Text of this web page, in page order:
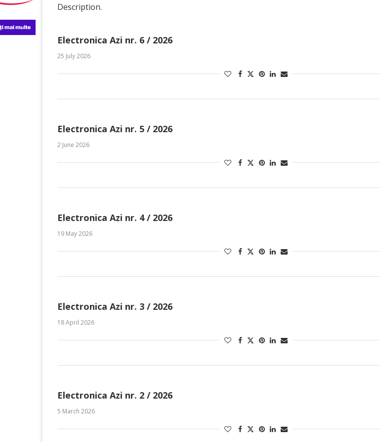
Description.
Electronica Azi nr. 6 / 2026
25 July 2026
Electronica Azi nr. 5 / 2026
2 June 2026
Electronica Azi nr. 4 / 2026
19 May 2026
Electronica Azi nr. 3 / 2026
18 April 2026
Electronica Azi nr. 2 / 2026
5 March 2026